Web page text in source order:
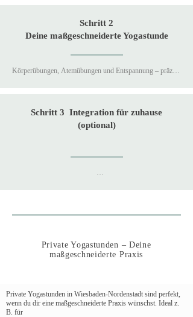
Schritt 2
Deine maßgeschneiderte Yogastunde
Körperübungen, Atemübungen und Entspannung – präzise
Schritt 3 Integration für zuhause
(optional)
​Du erhältst eine kurze, realistische Übungssequenz (10–15
Min.), die perfekt in deinen Alltag passt.
Private Yogastunden – Deine
maßgeschneiderte Praxis
Private Yogastunden in Wiesbaden-Nordenstadt sind perfekt,
wenn du dir eine maßgeschneiderte Praxis wünschst. Ideal z.
B. für